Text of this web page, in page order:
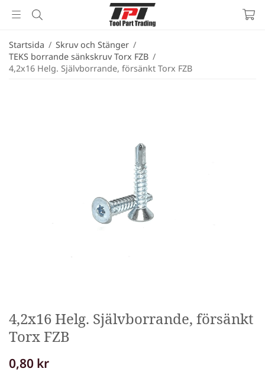
Startsida / Skruv och Stänger /
TEKS borrande sänkskruv Torx FZB /
4,2x16 Helg. Självborrande, försänkt Torx FZB
4,2x16 Helg. Självborrande, försänkt
Torx FZB
0,80 kr